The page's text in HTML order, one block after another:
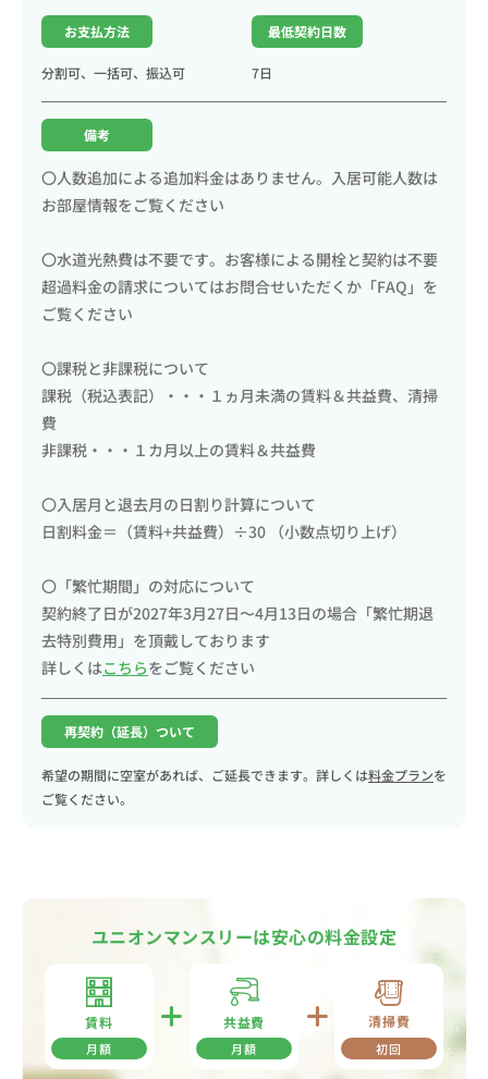
お支払方法
分割可、一括可、振込可
最低契約日数
7日
備考
〇人数追加による追加料金はありません。入居可能人数は
お部屋情報をご覧ください
〇水道光熱費は不要です。お客様による開栓と契約は不要
超過料金の請求についてはお問合せいただくか「FAQ」を
ご覧ください
〇課税と非課税について
課税（税込表記）・・・１ヵ月未満の賃料＆共益費、清掃
費
非課税・・・１カ月以上の賃料＆共益費
〇入居月と退去月の日割り計算について
日割料金＝（賃料+共益費）÷30 （小数点切り上げ）
〇「繁忙期間」の対応について
契約終了日が2027年3月27日〜4月13日の場合「繁忙期退
去特別費用」を頂戴しております
詳しくはこちらをご覧ください
再契約（延長）ついて
希望の期間に空室があれば、ご延長できます。詳しくは料金プランを
ご覧ください。
ユニオンマンスリーは安心の料金設定
賃料
月額
共益費
月額
清掃費
初回